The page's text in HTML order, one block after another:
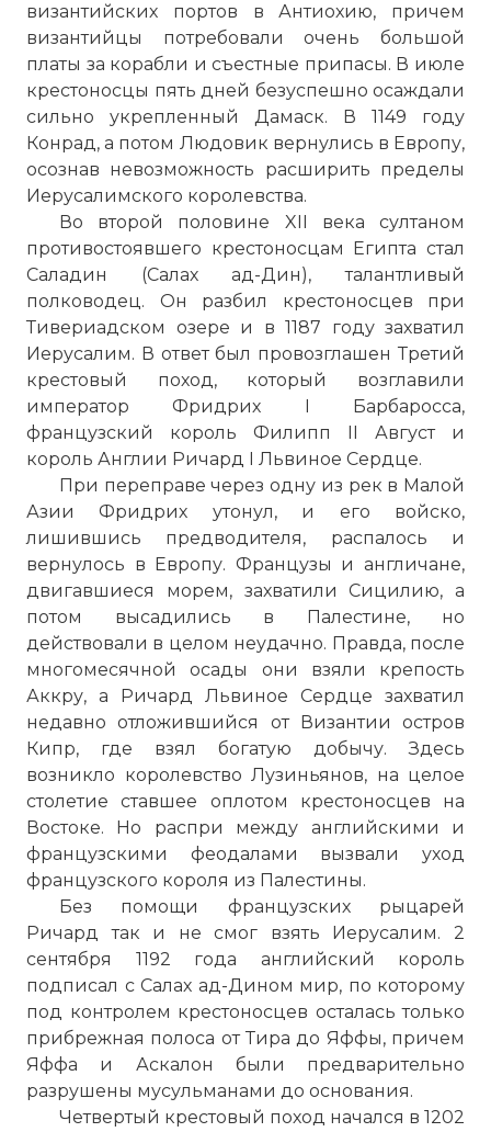
византийских портов в Антиохию, причем
византийцы потребовали очень большой
платы за корабли и съестные припасы. В июле
крестоносцы пять дней безуспешно осаждали
сильно укрепленный Дамаск. В 1149 году
Конрад, а потом Людовик вернулись в Европу,
осознав невозможность расширить пределы
Иерусалимского королевства.
Во второй половине XII века султаном
противостоявшего крестоносцам Египта стал
Саладин (Салах ад-Дин), талантливый
полководец. Он разбил крестоносцев при
Тивериадском озере и в 1187 году захватил
Иерусалим. В ответ был провозглашен Третий
крестовый поход, который возглавили
император Фридрих I Барбаросса,
французский король Филипп II Август и
король Англии Ричард I Львиное Сердце.
При переправе через одну из рек в Малой
Азии Фридрих утонул, и его войско,
лишившись предводителя, распалось и
вернулось в Европу. Французы и англичане,
двигавшиеся морем, захватили Сицилию, а
потом высадились в Палестине, но
действовали в целом неудачно. Правда, после
многомесячной осады они взяли крепость
Аккру, а Ричард Львиное Сердце захватил
недавно отложившийся от Византии остров
Кипр, где взял богатую добычу. Здесь
возникло королевство Лузиньянов, на целое
столетие ставшее оплотом крестоносцев на
Востоке. Но распри между английскими и
французскими феодалами вызвали уход
французского короля из Палестины.
Без помощи французских рыцарей
Ричард так и не смог взять Иерусалим. 2
сентября 1192 года английский король
подписал с Салах ад-Дином мир, по которому
под контролем крестоносцев осталась только
прибрежная полоса от Тира до Яффы, причем
Яффа и Аскалон были предварительно
разрушены мусульманами до основания.
Четвертый крестовый поход начался в 1202